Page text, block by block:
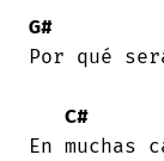
G#
Por qué
C#
En muchas